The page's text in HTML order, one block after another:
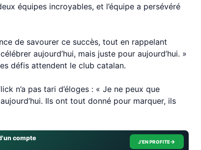
équipes incroyables, et l’équipe a persévéré
de savourer ce succès, tout en rappelant
aujourd’hui, mais juste pour aujourd’hui. »
défis attendent le club catalan.
n’a pas tari d’éloges : « Je ne peux que
Ils ont tout donné pour marquer, ils
compte J'EN PROFITE→